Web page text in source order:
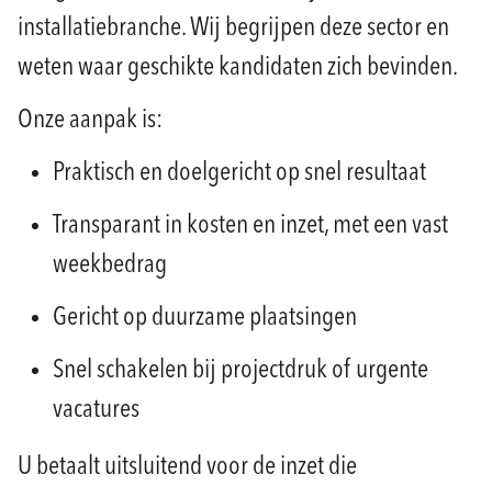
installatiebranche. Wij begrijpen deze sector en
weten waar geschikte kandidaten zich bevinden.
Onze aanpak is:
Praktisch en doelgericht op snel resultaat
Transparant in kosten en inzet, met een vast
weekbedrag
Gericht op duurzame plaatsingen
Snel schakelen bij projectdruk of urgente
vacatures
U betaalt uitsluitend voor de inzet die